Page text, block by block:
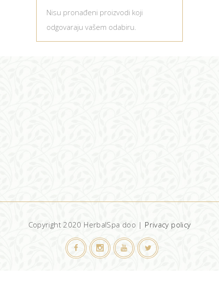
Nisu pronađeni proizvodi koji
odgovaraju vašem odabiru.
Copyright 2020 HerbalSpa doo | Privacy policy